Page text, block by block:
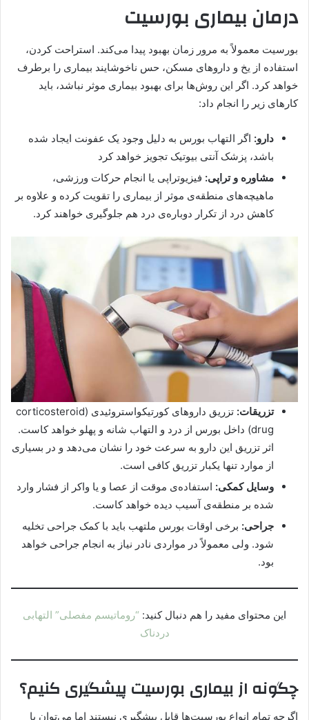
درمان بیماری بورسیت
بورسیت معمولاً به مرور زمان بهبود پیدا می‌کند. استراحت کردن،
استفاده از یخ و داروهای مسکن، حس ناخوشایند بیماری را برطرف
خواهد کرد. اگر این روش‌ها برای بهبود بیماری موثر نباشد، باید
کارهای زیر را انجام داد:
دارو: اگر التهاب بورس به دلیل وجود یک عفونت ایجاد شده
باشد، پزشک آنتی بیوتیک تجویز خواهد کرد
مشاوره و تراپی: فیزیوتراپی یا انجام حرکات ورزشی،
ماهیچه‌های منطقه‌ی موثر از بیماری را تقویت کرده و علاوه بر
کاهش درد از تکرار دوباره‌ی درد هم جلوگیری خواهند کرد.
تزریقات:
تزریق داروهای کورتیکواستروئیدی (corticosteroid
drug) داخل بورس از درد و التهاب شانه و پهلو خواهد کاست.
اثر تزریق این دارو به سرعت خود را نشان می‌دهد و در بسیاری
از موارد تنها یکبار تزریق کافی است.
وسایل کمکی: استفاده‌ی موقت از عصا و یا واکر از فشار وارد
شده بر منطقه‌ی آسیب دیده خواهد کاست.
جراحی: برخی اوقات بورس ملتهب باید با کمک جراحی تخلیه
شود. ولی معمولاً در مواردی نادر نیاز به انجام جراحی خواهد
بود.
این محتوای مفید را هم دنبال کنید: “روماتیسم مفصلی” التهابی
دردناک
چگونه از بیماری بورسیت پیشگیری کنیم؟
اگرچه تمام انواع بورسیت‌ها قابل پیشگیری نیستند اما می‌توان با